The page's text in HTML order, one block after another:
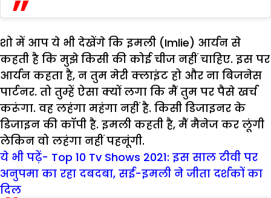
शो में आप ये भी देखेंगे कि इमली (Imlie) आर्यन से
कहती है कि मुझे किसी की कोई चीज नहीं चाहिए. इस पर
आर्यन कहता है, न तुम मेरी क्लाइंट हो और ना बिजनेस
पार्टनर. तो तुम्हें ऐसा क्यों लगा कि मैं तुम पर पैसे खर्च
करूंगा. वह लहंगा महंगा नहीं है. किसी डिजाइनर के
डिजाइन की कॉपी है. इमली कहती है, मैं मैनेज कर लूंगी
लेकिन वो लहंगा नहीं पहनूंगी.
ये भी पढ़ें- Top 10 Tv Shows 2021: इस साल टीवी पर
अनुपमा का रहा दबदबा, सई-इमली ने जीता दर्शकों का
दिल